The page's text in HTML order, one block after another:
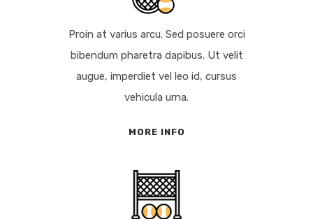
Proin at varius arcu. Sed posuere orci
bibendum pharetra dapibus. Ut velit
augue, imperdiet vel leo id, cursus
vehicula urna.
MORE INFO